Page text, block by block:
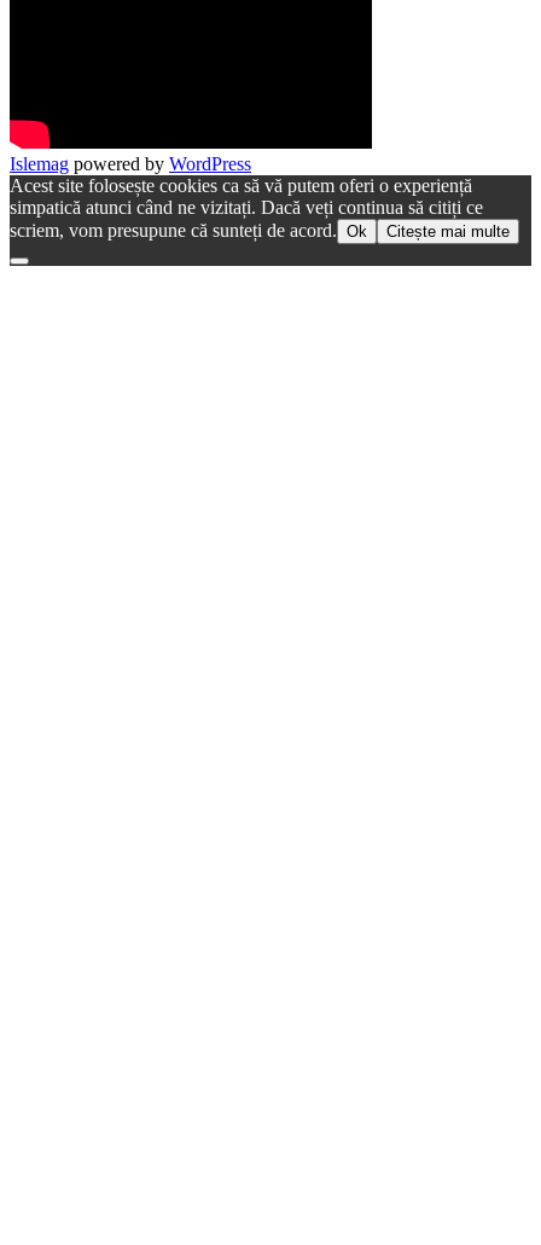
Islemag powered by WordPress
Acest site folosește cookies ca să vă putem oferi o experiență
simpatică atunci când ne vizitați. Dacă veți continua să citiți ce
scriem, vom presupune că sunteți de acord. Ok Citește mai multe